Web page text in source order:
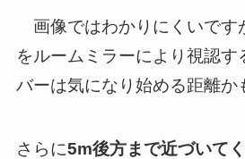
画像ではわかりにくいです
をルームミラーにより視認す
バーは気になり始める距離か
さらに5m後方まで近づいて